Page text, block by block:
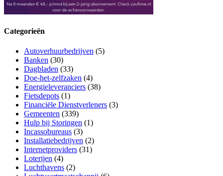
Categorieën
Autoverhuurbedrijven (5)
Banken (30)
Dagbladen (33)
Doe-het-zelfzaken (4)
Energieleveranciers (38)
Fietsdepots (1)
Financiële Dienstverleners (3)
Gemeenten (339)
Hulp bij Storingen (1)
Incassobureaus (3)
Installatiebedrijven (2)
Internetproviders (31)
Loterijen (4)
Luchthavens (2)